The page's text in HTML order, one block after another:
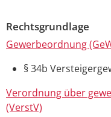
Rechtsgrundlage
Gewerbeordnung
§ 34b
Verordnung über
(VerstV)